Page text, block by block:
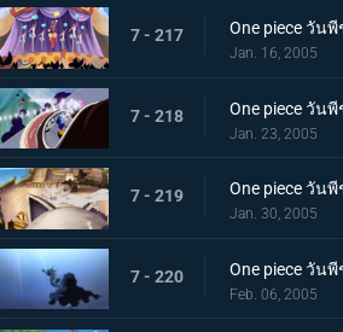
7 - 217
Jan. 16, 2005
7 - 218
Jan. 23, 2005
7 - 219
Jan. 30, 2005
7 - 220
Feb. 06, 2005